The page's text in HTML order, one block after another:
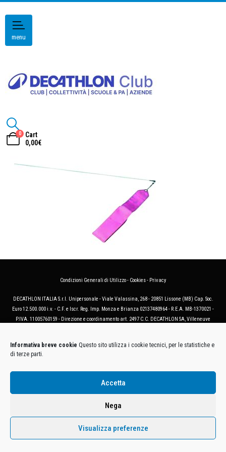
Informativa breve cookie Questo sito utilizza i cookie tecnici, per le statistiche e
di terze parti.
Accetta
Nega
Visualizza preferenze
menu
0
Cart
0,00€
Condizioni Generali di Utilizzo- Cookies- Privacy
DECATHLON ITALIA S.r.l. Unipersonale - Viale Valassina, 268 - 20851 Lissone (MB) Cap. Soc.
Euro 12.500.000 i.v. - C.F. e Iscr. Reg. Imp. Monza e Brianza 02137480964 - R.E.A. MB-1370021 -
P.IVA. 11005760159 - Direzione e coordinamento art. 2497 C.C. DECATHLON SA, Villeneuve